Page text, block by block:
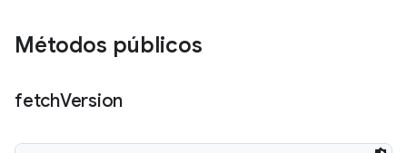
Métodos públicos
fetchVersion